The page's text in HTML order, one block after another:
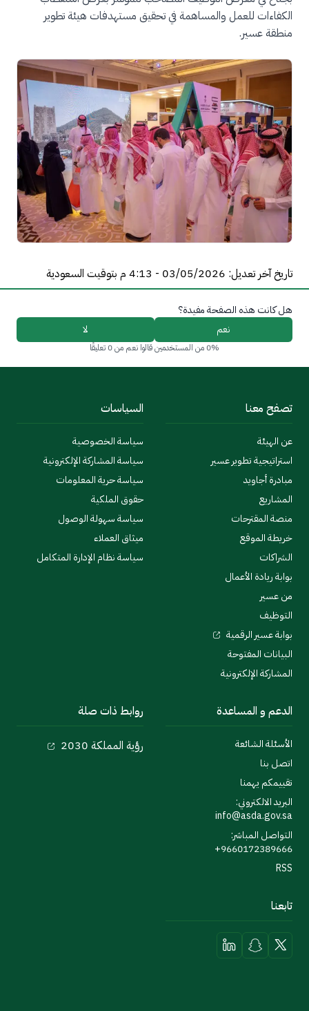
الكفاءات للعمل والمساهمة في تحقيق مستهدفات هيئة تطوير
منطقة عسير.
تاريخ آخر تعديل: 03/05/2026 - 4:13 م بتوقيت السعودية
هل كانت هذه الصفحة مفيدة؟
نعم
لا
0% من المستخدمين قالوا نعم من 0 تعليقًا
تصفح معنا
عن الهيئة
استراتيجية تطوير عسير
مبادرة أجاويد
المشاريع
منصة المقترحات
خريطة الموقع
الشراكات
بوابة ريادة الأعمال
من عسير
التوظيف
بوابة عسير الرقمية
البيانات المفتوحة
المشاركة الإلكترونية
السياسات
سياسة الخصوصية
سياسة المشاركة الإلكترونية
سياسة حرية المعلومات
حقوق الملكية
سياسة سهولة الوصول
ميثاق العملاء
سياسة نظام الإدارة المتكامل
الدعم و المساعدة
الأسئلة الشائعة
اتصل بنا
تقييمكم يهمنا
البريد الالكتروني:
info@asda.gov.sa
التواصل المباشر:
9660172389666+
RSS
روابط ذات صلة
رؤية المملكة 2030
تابعنا